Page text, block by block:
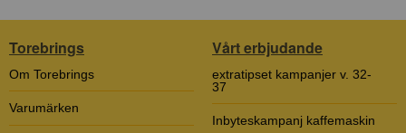
Torebrings
Om Torebrings
Varumärken
Vårt erbjudande
extratipset kampanjer v. 32-
37
Inbyteskampanj kaffemaskin